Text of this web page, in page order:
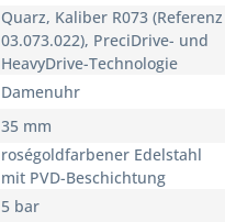
Quarz, Kaliber R073 (Referenz
03.073.022), PreciDrive- und
HeavyDrive-Technologie
Damenuhr
35 mm
roségoldfarbener Edelstahl
mit PVD-Beschichtung
5 bar